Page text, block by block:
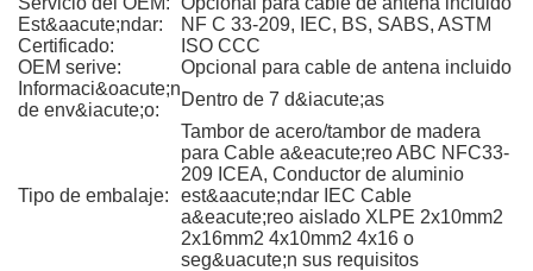
Est&aacute;ndar:
NF C 33-209, IEC, BS, SABS, ASTM
Certificado:
ISO CCC
OEM serive:
Opcional para cable de antena incluido
Informaci&oacute;n
de env&iacute;o:
Dentro de 7 d&iacute;as
Tipo de embalaje:
Tambor de acero/tambor de madera
para Cable a&eacute;reo ABC NFC33-
209 ICEA, Conductor de aluminio
est&aacute;ndar IEC Cable
a&eacute;reo aislado XLPE 2x10mm2
2x16mm2 4x10mm2 4x16 o
seg&uacute;n sus requisitos